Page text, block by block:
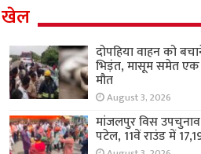
खेल
दोपहिया वाहन को
भिड़ंत, मासूम समेत एक
मौत
August 3, 2026
मांजलपुर विस
पटेल, 11वें राउंड में